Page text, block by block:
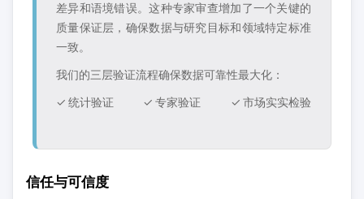
差异和语境错误。这种专家审查增加了一个关键的
质量保证层，确保数据与研究目标和领域特定标准
一致。
我们的三层验证流程确保数据可靠性最大化：
✓ 统计验证
✓ 专家验证 ✓ 市场实实检验
信任与可信度